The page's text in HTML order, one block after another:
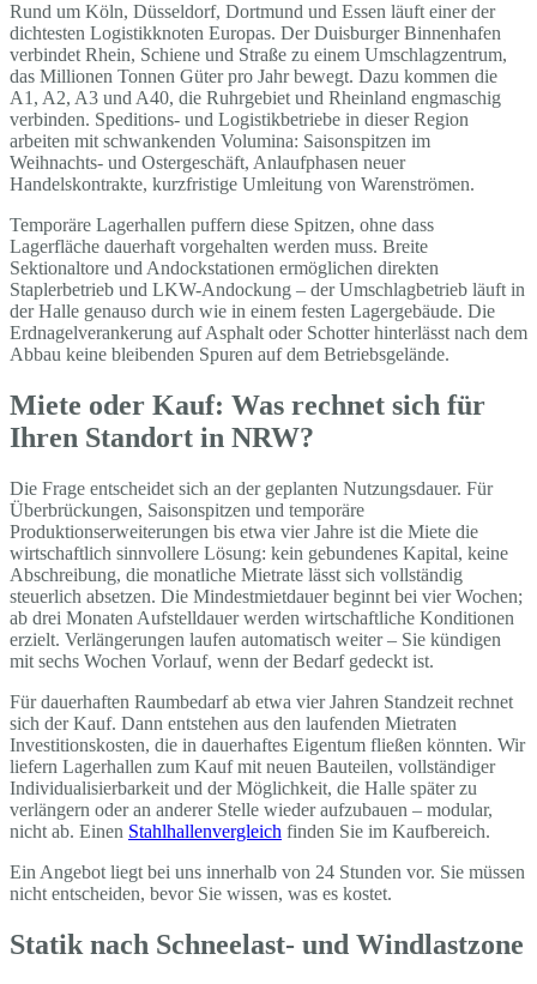
Rund um Köln, Düsseldorf, Dortmund und Essen läuft einer der
dichtesten Logistikknoten Europas. Der Duisburger Binnenhafen
verbindet Rhein, Schiene und Straße zu einem Umschlagzentrum,
das Millionen Tonnen Güter pro Jahr bewegt. Dazu kommen die
A1, A2, A3 und A40, die Ruhrgebiet und Rheinland engmaschig
verbinden. Speditions- und Logistikbetriebe in dieser Region
arbeiten mit schwankenden Volumina: Saisonspitzen im
Weihnachts- und Ostergeschäft, Anlaufphasen neuer
Handelskontrakte, kurzfristige Umleitung von Warenströmen.
Temporäre Lagerhallen puffern diese Spitzen, ohne dass
Lagerfläche dauerhaft vorgehalten werden muss. Breite
Sektionaltore und Andockstationen ermöglichen direkten
Staplerbetrieb und LKW-Andockung – der Umschlagbetrieb läuft in
der Halle genauso durch wie in einem festen Lagergebäude. Die
Erdnagelverankerung auf Asphalt oder Schotter hinterlässt nach dem
Abbau keine bleibenden Spuren auf dem Betriebsgelände.
Miete oder Kauf: Was rechnet sich für
Ihren Standort in NRW?
Die Frage entscheidet sich an der geplanten Nutzungsdauer. Für
Überbrückungen, Saisonspitzen und temporäre
Produktionserweiterungen bis etwa vier Jahre ist die Miete die
wirtschaftlich sinnvollere Lösung: kein gebundenes Kapital, keine
Abschreibung, die monatliche Mietrate lässt sich vollständig
steuerlich absetzen. Die Mindestmietdauer beginnt bei vier Wochen;
ab drei Monaten Aufstelldauer werden wirtschaftliche Konditionen
erzielt. Verlängerungen laufen automatisch weiter – Sie kündigen
mit sechs Wochen Vorlauf, wenn der Bedarf gedeckt ist.
Für dauerhaften Raumbedarf ab etwa vier Jahren Standzeit rechnet
sich der Kauf. Dann entstehen aus den laufenden Mietraten
Investitionskosten, die in dauerhaftes Eigentum fließen könnten. Wir
liefern Lagerhallen zum Kauf mit neuen Bauteilen, vollständiger
Individualisierbarkeit und der Möglichkeit, die Halle später zu
verlängern oder an anderer Stelle wieder aufzubauen – modular,
nicht ab. Einen Stahlhallenvergleich finden Sie im Kaufbereich.
Ein Angebot liegt bei uns innerhalb von 24 Stunden vor. Sie müssen
nicht entscheiden, bevor Sie wissen, was es kostet.
Statik nach Schneelast- und Windlastzone